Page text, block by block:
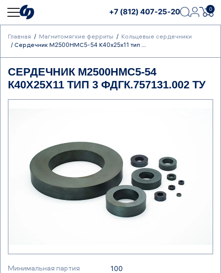
+7 (812) 407-25-20 0
Главная Магнитомягкие ферриты
Кольцевые сердечники
Сердечник М2500НМС5-54 К40х25х11 тип ...
СЕРДЕЧНИК М2500НМС5-54
К40Х25Х11 ТИП 3 ФДГК.757131.002 ТУ
Минимальная партия
100